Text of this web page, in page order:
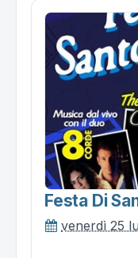
Festa Di
venerdì 25